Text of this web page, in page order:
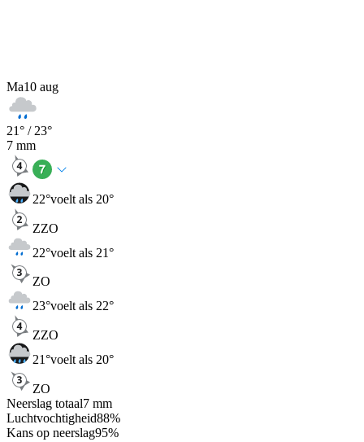
Ma10 aug
21° / 23°
7 mm
22°voelt als 20°
ZZO
22°voelt als 21°
ZO
23°voelt als 22°
ZZO
21°voelt als 20°
ZO
Neerslag totaal7 mm
Luchtvochtigheid88%
Kans op neerslag95%